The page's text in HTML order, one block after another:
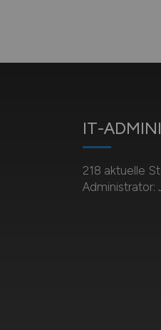
IT-
218 aktuelle
Administrator: